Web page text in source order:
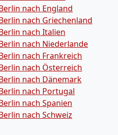
nach England
nach Griechenland
nach Italien
nach Niederlande
nach Frankreich
nach Österreich
nach Dänemark
nach Portugal
nach Spanien
nach Schweiz